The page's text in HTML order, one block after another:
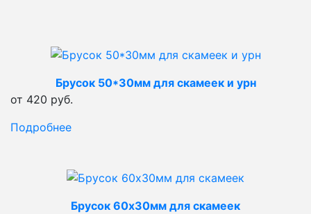
Брусок 50*30мм для скамеек и урн
от 420 руб.
Подробнее
Брусок 60х30мм для скамеек